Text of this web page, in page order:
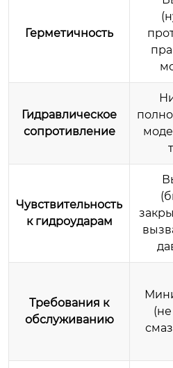
Герметичность
Гидравлическое
сопротивление
Чувствительность
к гидроударам
Требования к
обслуживанию